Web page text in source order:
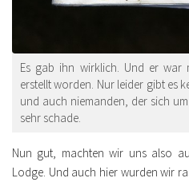
Es gab ihn wirklich. Und er war
erstellt worden. Nur leider gibt es
und auch niemanden, der sich
sehr schade.
Nun gut, machten wir uns also
Lodge. Und auch hier wurden wir